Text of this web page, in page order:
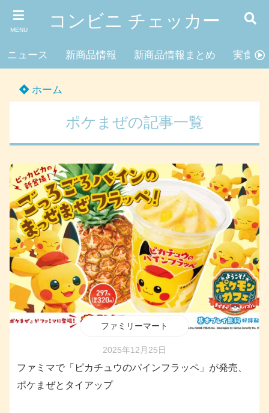
MENU コンビニ チェッカー
ニュース 新商品情報 新商品情報まとめ 実食レ
ホーム
ポケまぜの記事一覧
ファミリーマート
2025年12月25日
ファミマで「ピカチュウのパインフラッペ」が発売、
ポケまぜとタイアップ